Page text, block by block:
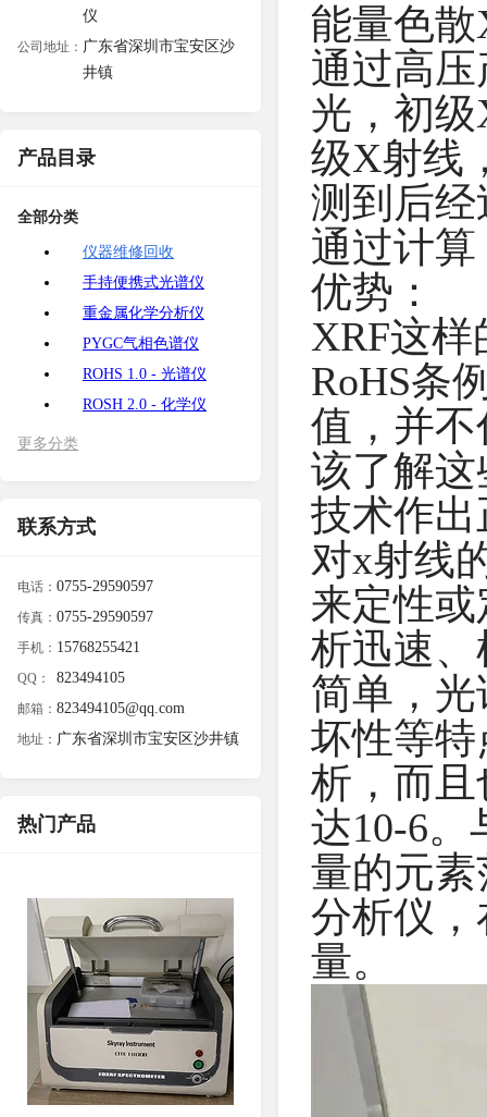
仪
公司地址： 广东省深圳市宝安区沙
井镇
产品目录
全部分类
仪器维修回收
手持便携式光谱仪
重金属化学分析仪
PYGC气相色谱仪
ROHS 1.0 - 光谱仪
ROSH 2.0 - 化学仪
更多分类
联系方式
电话： 0755-29590597
传真： 0755-29590597
手机： 15768255421
QQ： 823494105
邮箱： 823494105@qq.com
地址： 广东省深圳市宝安区沙井镇
热门产品
能量色
通过高
光，初
级X射线
测到后
通过计
优势：
XRF这
RoHS条
值，并不
该了解
技术作
对x射线
来定性
析迅速
简单，
坏性等
析，而
达10-6。
量的元
分析仪
量。